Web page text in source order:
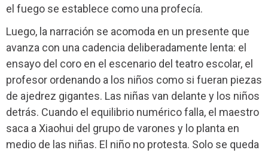
el fuego se establece como una profecía.
Luego, la narración se acomoda en un presente que
avanza con una cadencia deliberadamente lenta: el
ensayo del coro en el escenario del teatro escolar, el
profesor ordenando a los niños como si fueran piezas
de ajedrez gigantes. Las niñas van delante y los niños
detrás. Cuando el equilibrio numérico falla, el maestro
saca a Xiaohui del grupo de varones y lo planta en
medio de las niñas. El niño no protesta. Solo se queda